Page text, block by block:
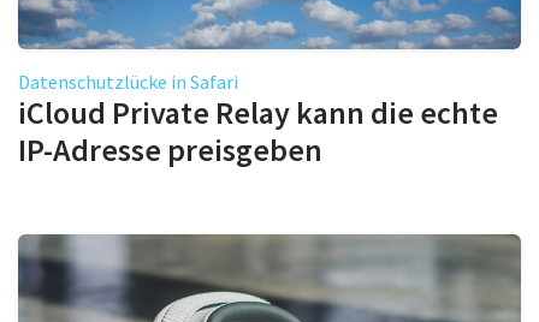
Datenschutzlücke in Safari
iCloud Private Relay kann die echte
IP-Adresse preisgeben